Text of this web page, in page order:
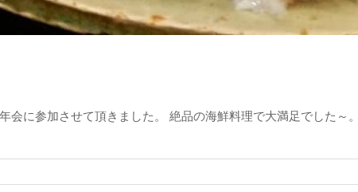
会に参加させて頂きました。 絶品の海鮮料理で大満足でした～